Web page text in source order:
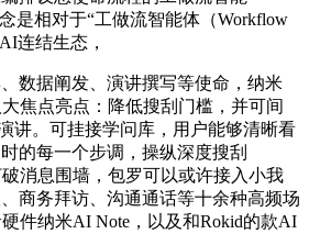
是相对于“工做流智能体（Workflow
连结生态，
据阐发、演讲撰写等使命，纳米
焦点亮点：降低搜刮门槛，并可间
讲。可挂接学问库，用户能够清晰看
的每一个步调，操纵深度搜刮
破消息围墙，包罗可以或许接入小我
商务拜访、沟通通话等十余种高频场
件纳米AI Note，以及和Rokid的款AI